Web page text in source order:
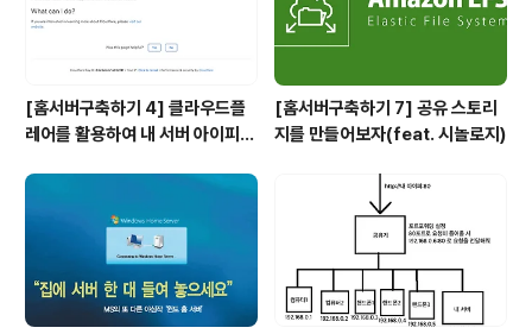
[홈서버구축하기 4] 클라우드플
레어를 활용하여 내 서버 아이피
[홈서버구축하기 7] 공유 스토리
지를 만들어보자(feat. 시놀로지)